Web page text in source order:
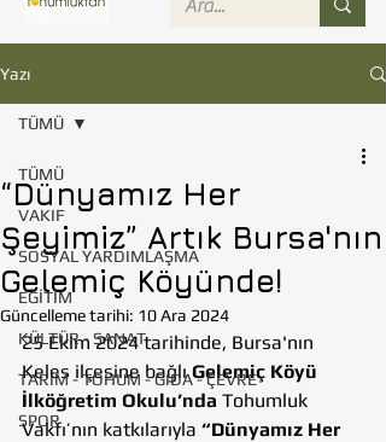
Yazı
TÜMÜ
VAKIF
SOSYAL YARDIMLAŞMA
EĞİTİM
KÜLTÜR - SANAT
TARIM - TOHUM - GIDA - ÇEVRE
SPOR
TÜMÜ
“Dünyamız Her
Şeyimiz” Artık Bursa'nın
Gelemiç Köyünde!
Güncelleme tarihi: 10 Ara 2024
25 Ekim 2024 tarihinde, Bursa'nın
Keles ilçesine bağlı Gelemiç Köyü
İlköğretim Okulu’nda Tohumluk
Vakfı’nın katkılarıyla “Dünyamız Her